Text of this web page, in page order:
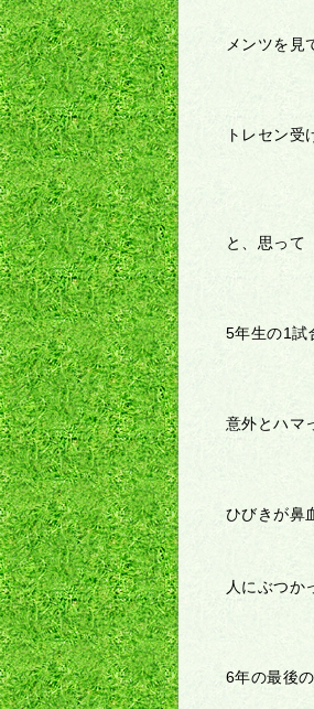
メンツを見
トレセン受
と、思って
5年生の1試
意外とハマ
ひびきが鼻
人にぶつか
6年の最後